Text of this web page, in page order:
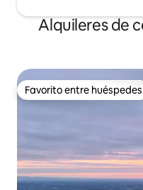
Alquileres de
Favorito entre huéspedes
Favorito entre huéspedes